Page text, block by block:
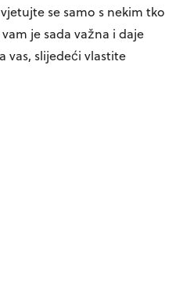
se samo s nekim tko
je sada važna i daje
vas, slijedeći vlastite